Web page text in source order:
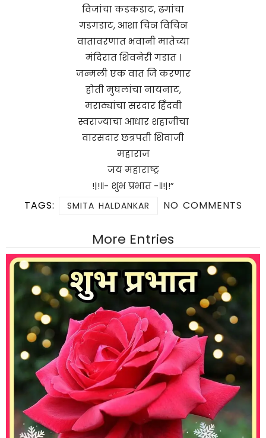
विजांचा कडकडाट, ढगांचा
गडगडाट, आशा चिञ विचिञ
वातावरणात भवानी मातेच्या
मंदिरात शिवनेरी गडात ।
जन्मली एक वात जि करणार
होती मुघलांचा नायनाट,
मराठ्यांचा सरदार हिँदवी
स्वराज्याचा आधार शहाजीचा
वारसदार छत्रपती शिवाजी
महाराज
जय महाराष्ट्र
!|!॥- शुभ प्रभात -॥!|!”
TAGS: SMITA HALDANKAR NO COMMENTS
More Entries